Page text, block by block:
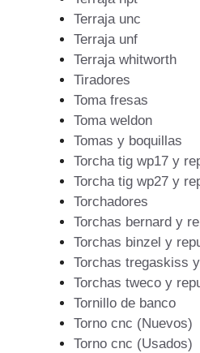
Terraja unc
Terraja unf
Terraja whitworth
Tiradores
Toma fresas
Toma weldon
Tomas y boquillas
Torcha tig wp17 y
Torcha tig wp27 y
Torchadores
Torchas bernard y
Torchas binzel y
Torchas tregaskiss
Torchas tweco y
Tornillo de banco
Torno cnc (Nuevos)
Torno cnc (Usados)